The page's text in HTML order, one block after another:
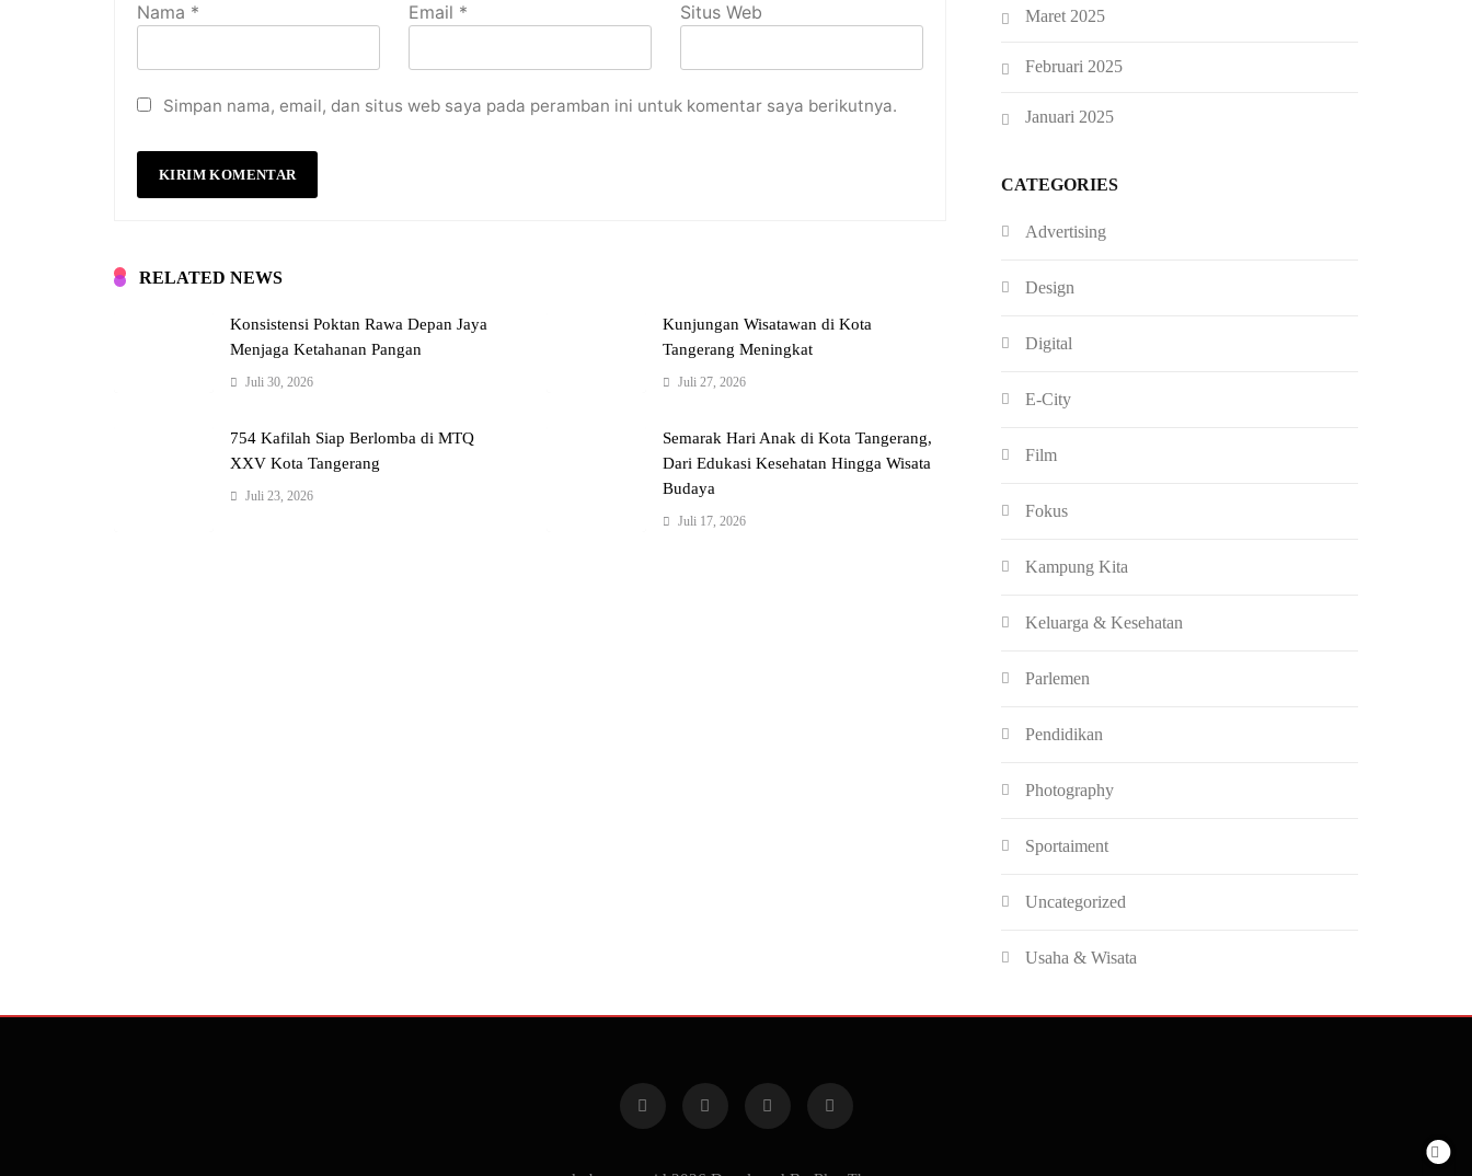
Nama * Email * Situs Web
Simpan nama, email, dan situs web saya pada peramban ini untuk komentar saya berikutnya.
RELATED NEWS
Konsistensi Poktan Rawa Depan Jaya
Menjaga Ketahanan Pangan
Juli 30, 2026
Kunjungan Wisatawan di Kota
Tangerang Meningkat
Juli 27, 2026
754 Kafilah Siap Berlomba di MTQ
XXV Kota Tangerang
Juli 23, 2026
Semarak Hari Anak di Kota Tangerang,
Dari Edukasi Kesehatan Hingga Wisata
Budaya
Juli 17, 2026
Maret 2025
Februari 2025
Januari 2025
CATEGORIES
Advertising
Design
Digital
E-City
Film
Fokus
Kampung Kita
Keluarga & Kesehatan
Parlemen
Pendidikan
Photography
Sportaiment
Uncategorized
Usaha & Wisata